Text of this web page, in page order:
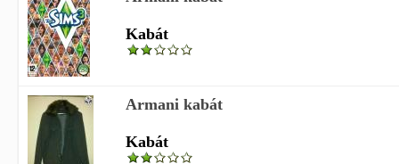
Kabát
Armani kabát
Kabát